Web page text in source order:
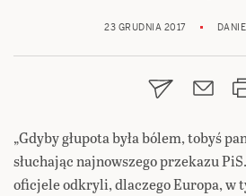
23 GRUDNIA 2017
„Gdyby głupota była bólem, tobyś
słuchając najnowszego przekazu
oficjele odkryli, dlaczego Europa, w